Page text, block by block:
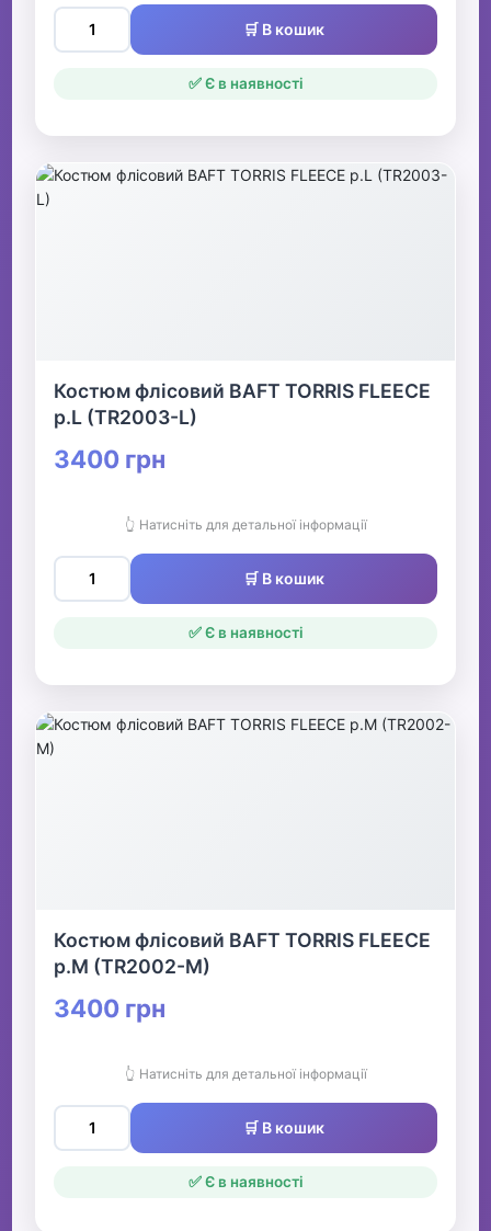
🛒 В кошик
✅ Є в наявності
Костюм флісовий BAFT TORRIS FLEECE
р.L (TR2003-L)
3400 грн
👆 Натисніть для детальної інформації
🛒 В кошик
✅ Є в наявності
Костюм флісовий BAFT TORRIS FLEECE
р.M (TR2002-M)
3400 грн
👆 Натисніть для детальної інформації
🛒 В кошик
✅ Є в наявності